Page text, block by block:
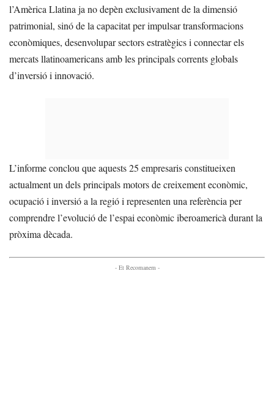
l’Amèrica Llatina ja no depèn exclusivament de la dimensió
patrimonial, sinó de la capacitat per impulsar transformacions
econòmiques, desenvolupar sectors estratègics i connectar els
mercats llatinoamericans amb les principals corrents globals
d’inversió i innovació.
L’informe conclou que aquests 25 empresaris constitueixen
actualment un dels principals motors de creixement econòmic,
ocupació i inversió a la regió i representen una referència per
comprendre l’evolució de l’espai econòmic iberoamericà durant la
pròxima dècada.
- Et Recomanem -